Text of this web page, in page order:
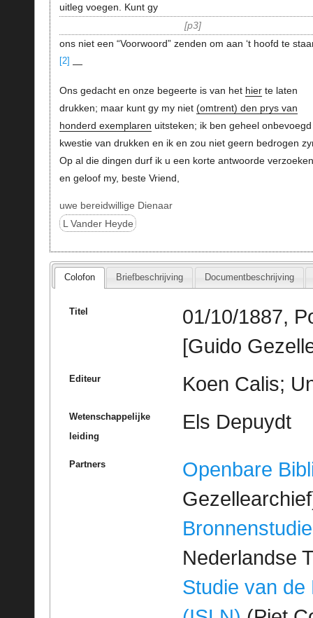
uitleg voegen. Kunt gy
p3
ons niet een “Voorwoord” zenden om aan ‘t hoofd te
[2] —
Ons gedacht en onze begeerte is van het hierte laten
drukken; maar kunt gy my niet (omtrent) den prys van
honderd exemplaren uitsteken; ik ben geheel
kwestie van drukken en ik en zou niet geern bedrogen
Op al die dingen durf ik u een korte antwoorde verzoeken
en geloof my, beste Vriend,
uwe bereidwillige Dienaar
L Vander Heyde
Colofon Briefbeschrijving Documentbeschrijving
Titel
01/10/1887,
[Guido
Editeur Koen Calis;
Wetenschappelijke
leiding
Els Depuydt
Partners
Openbare
Bronnenstudie
Nederlandse
Studie van de